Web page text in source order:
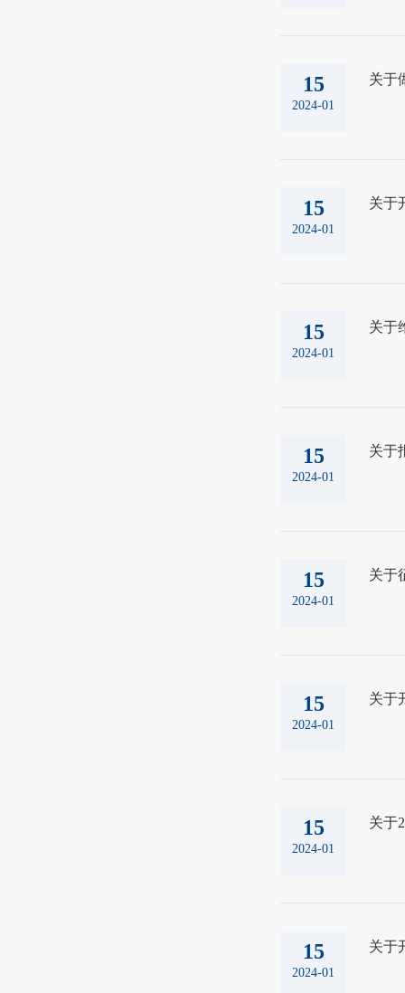
15
2024-01
关于
15
2024-01
关于
15
2024-01
关于
15
2024-01
关于
15
2024-01
关于
15
2024-01
关于
15
2024-01
关于
15
2024-01
关于